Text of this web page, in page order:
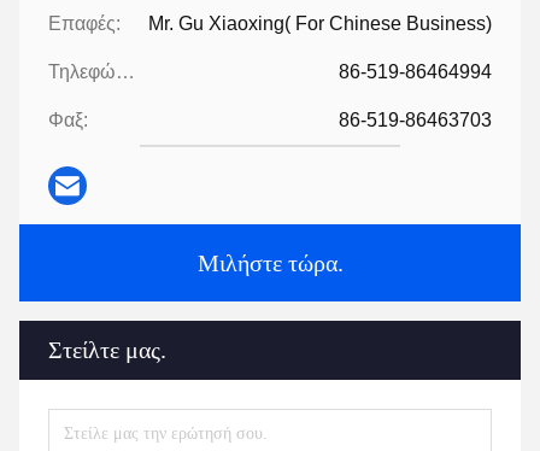
Επαφές: Mr. Gu Xiaoxing( For Chinese Business)
Τηλεφώνημα: 86-519-86464994
Φαξ: 86-519-86463703
Μιλήστε τώρα.
Στείλτε μας.